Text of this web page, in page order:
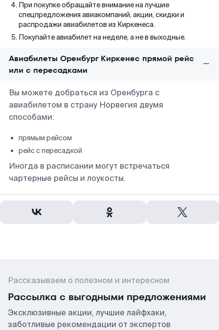
При покупке обращайте внимание на лучшие
спецпредложения авиакомпаний, акции, скидки и
распродажи авиабилетов из Киркенеса.
Покупайте авиабилет на неделе, а не в выходные.
Авиабилеты Оренбург Киркенес прямой рейс
или с пересадками
Вы можете добраться из Оренбурга с
авиабилетом в страну Норвегия двумя
способами:
прямым рейсом
рейс с пересадкой
Иногда в расписании могут встречаться
чартерные рейсы и лоукосты.
Рассказываем о полезном и интересном
Рассылка с выгодными предложениями
Эксклюзивные акции, лучшие лайфхаки,
заботливые рекомендации от экспертов